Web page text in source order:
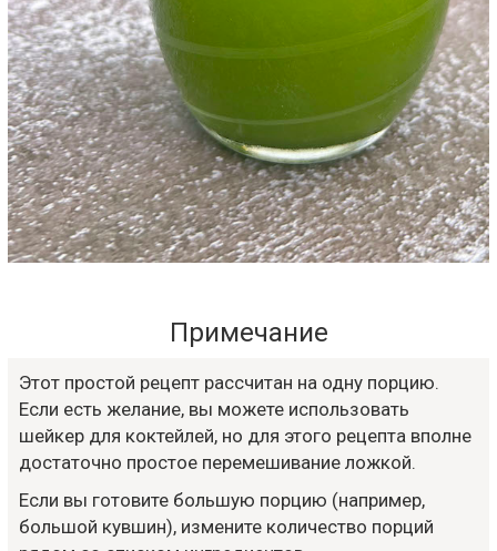
Примечание
Этот простой рецепт рассчитан на одну порцию.
Если есть желание, вы можете использовать
шейкер для коктейлей, но для этого рецепта вполне
достаточно простое перемешивание ложкой.
Если вы готовите большую порцию (например,
большой кувшин), измените количество порций